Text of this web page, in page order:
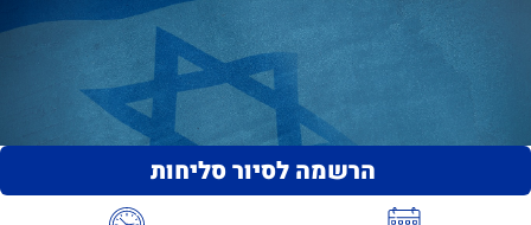
הרשמה לסיור סליחות